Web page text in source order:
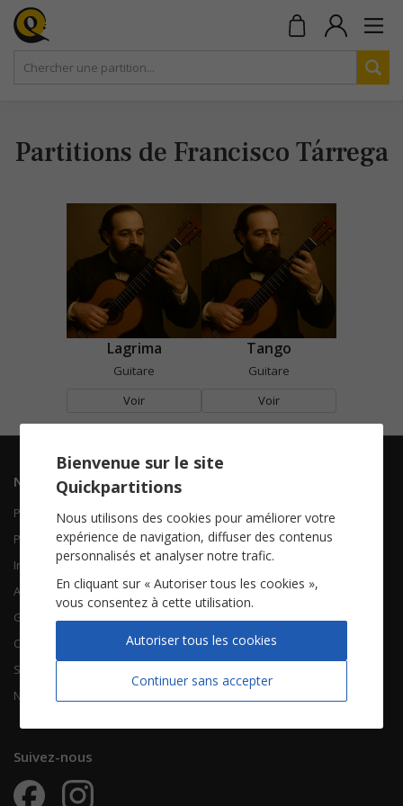
Partitions de Francisco Tárrega
Lagrima
Guitare
Voir
Tango
Guitare
Voir
Navigation
Piano Chant
Piano Solo
Instruments solistes
Accordéon
Guitare
Chorales
Songbooks
Nouvelles partitions
Contactez-nous
Qui sommes-nous
FAQ
À propos
CGV
Mentions légales
Vie privée
Suivez-nous
Bienvenue sur le site
Quickpartitions
Nous utilisons des cookies pour améliorer votre
expérience de navigation, diffuser des contenus
personnalisés et analyser notre trafic.
En cliquant sur « Autoriser tous les cookies »,
vous consentez à cette utilisation.
Continuer sans accepter
Autoriser tous les cookies